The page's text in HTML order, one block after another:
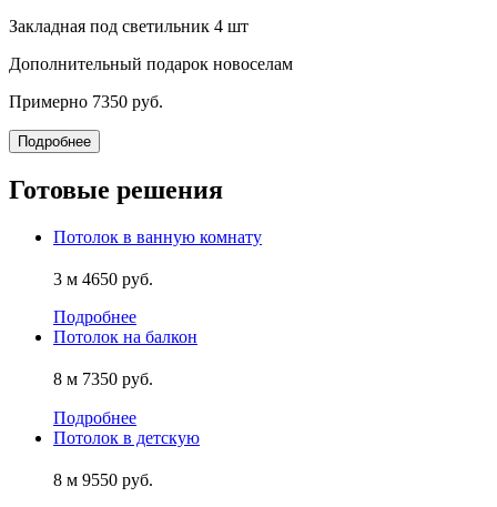
Закладная под светильник 4 шт
Дополнительный подарок новоселам
Примерно 7350 руб.
Подробнее
Готовые решения
Потолок в ванную комнату
3 м 4650 руб.
Подробнее
Потолок на балкон
8 м 7350 руб.
Подробнее
Потолок в детскую
8 м 9550 руб.